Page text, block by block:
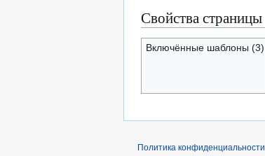
Свойства страницы
Включённые шаблоны (3)
Политика конфиденциальности